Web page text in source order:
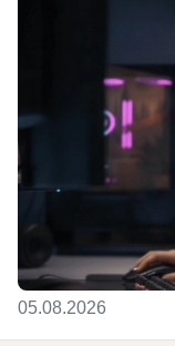
05.08.2026